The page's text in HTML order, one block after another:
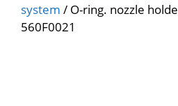
system / O-ring. nozzle
560F0021